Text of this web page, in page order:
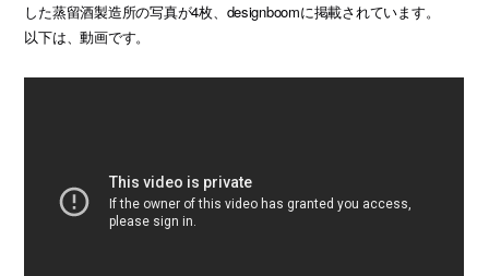
した蒸留酒製造所の写真が4枚、designboomに掲載されています。
以下は、動画です。